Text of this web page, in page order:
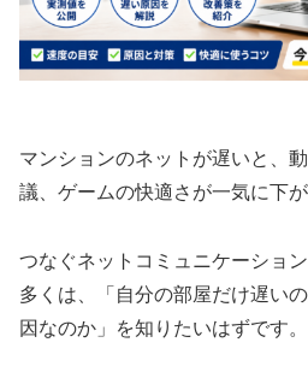
マンションのネットが遅いと、
議、ゲームの快適さが一気に下が
つなぐネットコミュニケーショ
多くは、「自分の部屋だけ遅い
因なのか」を知りたいはずです。